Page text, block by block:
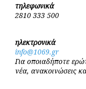
τηλεφωνικά
2810 333 500
ηλεκτρονικά
info@1069.gr
Για οποιαδήποτε
νέα, ανακοινώσεις